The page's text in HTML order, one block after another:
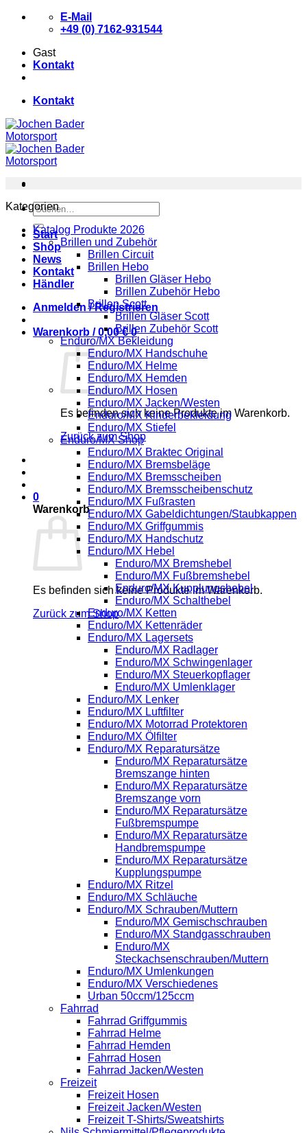
Zum
E-Mail
+49 (0) 7162-931544
Gast
Kontakt
Kontakt
Suchen
nach:
Start
Shop
News
Kontakt
Händler
Anmelden / Registrieren
Warenkorb /0,00€ 0
Es befinden sich keine Produkte im Warenkorb.
Zurück zum Shop
0
Warenkorb
Es befinden sich keine Produkte im Warenkorb.
Zurück zum Shop
Kategorien
Katalog Produkte 2026
Brillen und Zubehör
Brillen Circuit
Brillen Hebo
Brillen Gläser Hebo
Brillen Zubehör Hebo
Brillen Scott
Brillen Gläser Scott
Brillen Zubehör Scott
Enduro/MX Bekleidung
Enduro/MX Handschuhe
Enduro/MX Helme
Enduro/MX Hemden
Enduro/MX Hosen
Enduro/MX Jacken/Westen
Enduro/MX Kinderbekleidung
Enduro/MX Stiefel
Enduro/MX Shop
Enduro/MX Braktec Original
Enduro/MX Bremsbeläge
Enduro/MX Bremsscheiben
Enduro/MX Bremsscheibenschutz
Enduro/MX Fußrasten
Enduro/MX Gabeldichtungen/Staubkappen
Enduro/MX Griffgummis
Enduro/MX Handschutz
Enduro/MX Hebel
Enduro/MX Bremshebel
Enduro/MX Fußbremshebel
Enduro/MX Kupplungshebel
Enduro/MX Schalthebel
Enduro/MX Ketten
Enduro/MX Kettenräder
Enduro/MX Lagersets
Enduro/MX Radlager
Enduro/MX Schwingenlager
Enduro/MX Steuerkopflager
Enduro/MX Umlenklager
Enduro/MX Lenker
Enduro/MX Luftfilter
Enduro/MX Motorrad Protektoren
Enduro/MX Ölfilter
Enduro/MX Reparatursätze
Enduro/MX Reparatursätze
Bremszange hinten
Enduro/MX Reparatursätze
Bremszange vorn
Enduro/MX Reparatursätze
Fußbremspumpe
Enduro/MX Reparatursätze
Handbremspumpe
Enduro/MX Reparatursätze
Kupplungspumpe
Enduro/MX Ritzel
Enduro/MX Schläuche
Enduro/MX Schrauben/Muttern
Enduro/MX Gemischschrauben
Enduro/MX Standgasschrauben
Enduro/MX
Steckachsenschrauben/Muttern
Enduro/MX Umlenkungen
Enduro/MX Verschiedenes
Urban 50ccm/125ccm
Fahrrad
Fahrrad Griffgummis
Fahrrad Helme
Fahrrad Hemden
Fahrrad Hosen
Fahrrad Jacken/Westen
Freizeit
Freizeit Hosen
Freizeit Jacken/Westen
Freizeit T-Shirts/Sweatshirts